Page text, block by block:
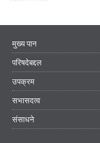
मुख्य पान
परिषदेबद्दल
उपक्रम
सभासदत्व
संसाधने